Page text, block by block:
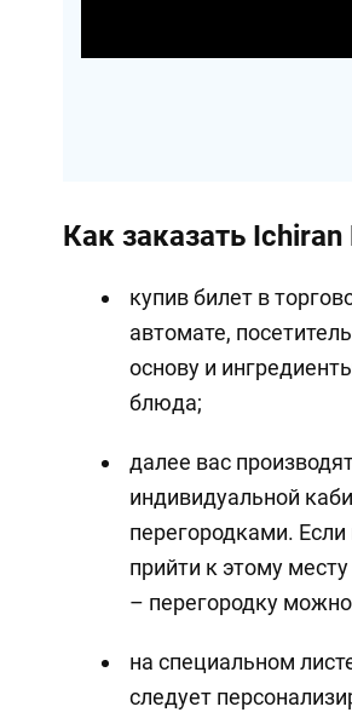
Как заказать Ichiran
купив билет в
автомате,
основу и
блюда;
далее вас
индивидуальной
перегородками.
прийти к этому
– перегородку можно
на специальном
следует